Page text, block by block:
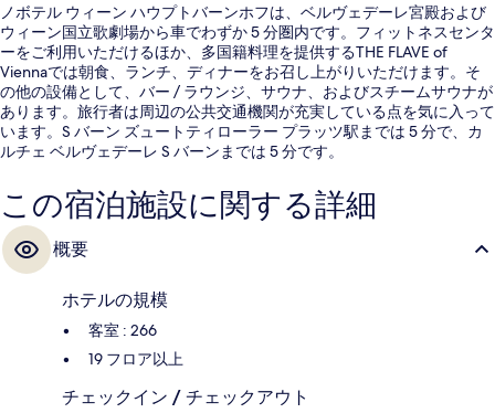
ノボテル ウィーン ハウプトバーンホフは、ベルヴェデーレ宮殿および
ウィーン国立歌劇場から車でわずか 5 分圏内です。フィットネスセンタ
ーをご利用いただけるほか、多国籍料理を提供するTHE FLAVE of
Viennaでは朝食、ランチ、ディナーをお召し上がりいただけます。そ
の他の設備として、バー / ラウンジ、サウナ、およびスチームサウナが
あります。旅行者は周辺の公共交通機関が充実している点を気に入って
います。S バーン ズュートティローラー プラッツ駅までは 5 分で、カ
ルチェ ベルヴェデーレ S バーンまでは 5 分です。
この宿泊施設に関する詳細
概要
ホテルの規模
客室 : 266
19 フロア以上
チェックイン / チェックアウト